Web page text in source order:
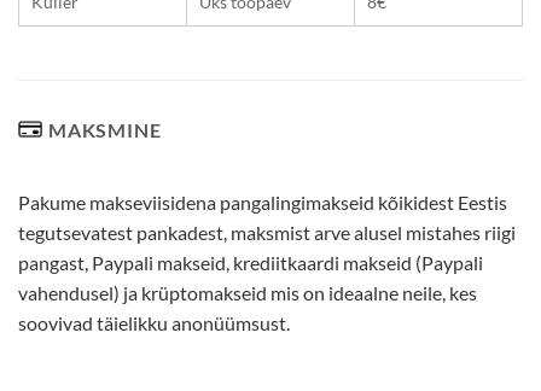
MAKSMINE
Pakume makseviisidena pangalingimakseid kõikidest Eestis
tegutsevatest pankadest, maksmist arve alusel mistahes riigi
pangast, Paypali makseid, krediitkaardi makseid (Paypali
vahendusel) ja krüptomakseid mis on ideaalne neile, kes
soovivad täielikku anonüümsust.